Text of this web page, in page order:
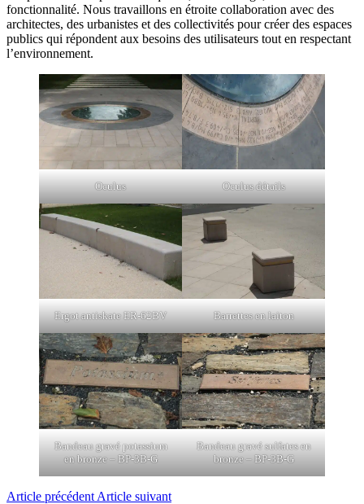
fonctionnalité. Nous travaillons en étroite collaboration avec des
architectes, des urbanistes et des collectivités pour créer des espaces
publics qui répondent aux besoins des utilisateurs tout en respectant
l’environnement.
Oculus Oculus détails
Ergot antiskate ER-62BV Barrettes en laiton
Bandeau gravé potassium
en bronze – BP-3B-G
Bandeau gravé sulfates en
bronze – BP-3B-G
Article précédent Article suivant